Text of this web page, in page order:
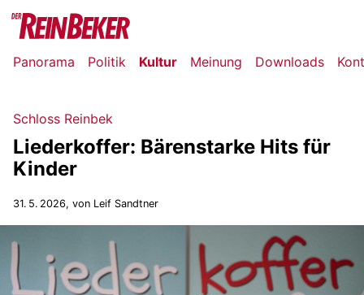
Panorama Politik Kultur Meinung Downloads
Schloss Reinbek
Liederkoffer: Bärenstarke Hits für
Kinder
31. 5. 2026, von Leif Sandtner